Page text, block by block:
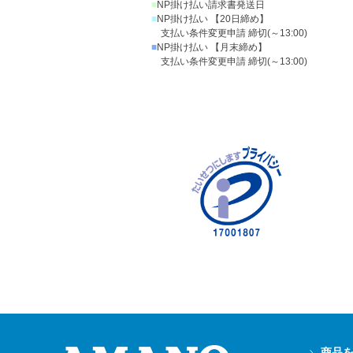
■NP掛け払い請求書発送日
■NP掛け払い 【20日締め】
支払い条件変更申請 締切(～13:00)
■NP掛け払い 【月末締め】
支払い条件変更申請 締切(～13:00)